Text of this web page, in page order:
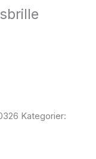
Kategorier: